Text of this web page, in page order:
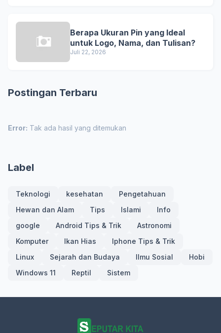
Berapa Ukuran Pin yang Ideal
untuk Logo, Nama, dan Tulisan?
Juli 22, 2026
Postingan Terbaru
Error: Tak ada hasil yang ditemukan
Label
Teknologi kesehatan
Pengetahuan
Hewan dan Alam
Tips Islami
Info
google
Android Tips & Trik
Astronomi
Komputer
Ikan Hias
Iphone Tips & Trik
Linux
Sejarah dan Budaya Ilmu Sosial
Hobi
Windows 11
Reptil Sistem